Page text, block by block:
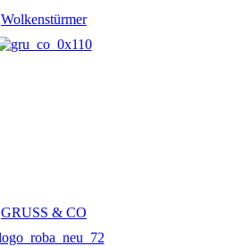
Wolkenstürmer
GRUSS & CO